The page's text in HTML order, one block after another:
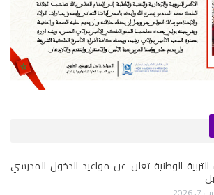
التربية الوطنية تعلن عن مواعيد الدخول المدرسي